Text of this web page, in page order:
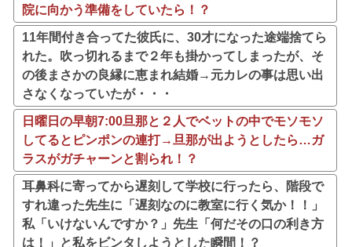
院に向かう準備をしていたら！？
11年間付き合ってた彼氏に、30才になった途端捨てら
れた。吹っ切れるまで２年も掛かってしまったが、そ
の後まさかの良縁に恵まれ結婚→元カレの事は思い出
さなくなっていたが・・・
日曜日の早朝7:00旦那と２人でベットの中でモソモソ
してるとピンポンの連打→旦那が出ようとしたら…ガ
ラスがガチャーンと割られ！？
耳鼻科に寄ってから遅刻して学校に行ったら、階段で
すれ違った先生に「遅刻なのに教室に行く気か！！」
私「いけないんですか？」先生「何だその口の利き方
は！」と私をビンタしようとした瞬間！？